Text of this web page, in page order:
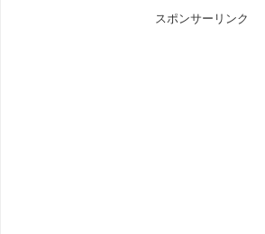
スポンサーリンク